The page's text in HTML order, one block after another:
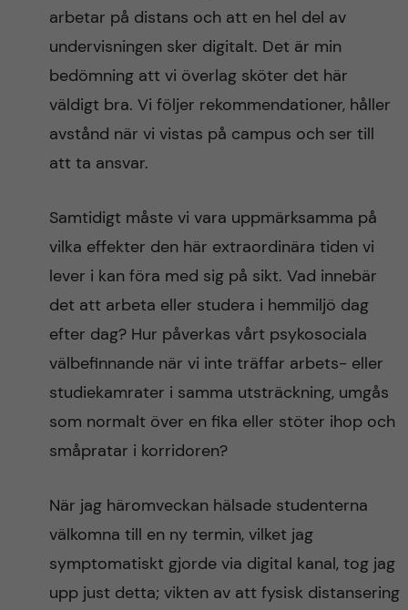
e
l
d
arbetar på distans och att en hel del av
undervisningen sker digitalt. Det är min
bedömning att vi överlag sköter det här
väldigt bra. Vi följer rekommendationer, håller
avstånd när vi vistas på campus och ser till
att ta ansvar.
Samtidigt måste vi vara uppmärksamma på
vilka effekter den här extraordinära tiden vi
lever i kan föra med sig på sikt. Vad innebär
det att arbeta eller studera i hemmiljö dag
efter dag? Hur påverkas vårt psykosociala
välbefinnande när vi inte träffar arbets- eller
studiekamrater i samma utsträckning, umgås
som normalt över en fika eller stöter ihop och
småpratar i korridoren?
När jag häromveckan hälsade studenterna
välkomna till en ny termin, vilket jag
symptomatiskt gjorde via digital kanal, tog jag
upp just detta; vikten av att fysisk distansering